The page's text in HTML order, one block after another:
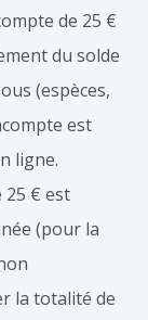
de 25 €
du solde
(espèces,
est
ligne.
25 € est
(pour la
la totalité de